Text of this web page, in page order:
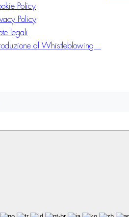
Policy
Policy
legali
al Whistleblowing